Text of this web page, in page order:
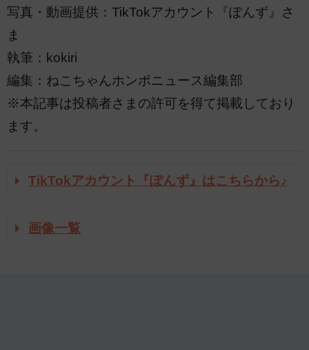
写真・動画提供：TikTokアカウント『ぽんず』さ
ま
執筆：kokiri
編集：ねこちゃんホンポニュース編集部
※本記事は投稿者さまの許可を得て掲載しており
ます。
TikTokアカウント『ぽんず』はこちらから♪
画像一覧